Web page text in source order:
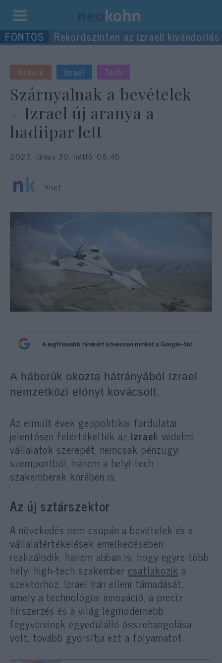
Kilépés
a Rekordszinten az izraeli kivándorlás
Háború Izrael Tech
Szárnyalnak a bevételek
– Izrael új aranya a
hadiipar lett
2025. június 30. hétfő, 08:45
Ynet
A legfrissebb hírekért kövessen minket a Google-ön!
A háborúk okozta hátrányából Izrael
nemzetközi előnyt kovácsolt.
Az elmúlt évek geopolitikai fordulatai
jelentősen felértékelték az izraeli védelmi
vállalatok szerepét, nemcsak pénzügyi
szempontból, hanem a helyi-tech
szakemberek körében is.
Az új sztárszektor
A növekedés nem csupán a bevételek és a
vállalatértékelések emelkedésében
realizálódik, hanem abban is, hogy egyre több
helyi high-tech szakember csatlakozik a
szektorhoz. Izrael Irán elleni támadását,
amely a technológiai innováció, a precíz
hírszerzés és a világ legmodernebb
fegyvereinek egyedülálló összehangolása
volt, tovább gyorsítja ezt a folyamatot.